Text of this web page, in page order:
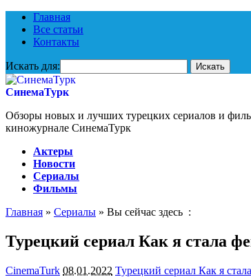
Главная
Все статьи
Контакты
Искать для:
СинемаТурк
Обзоры новых и лучших турецких сериалов и
киножурнале СинемаТурк
Актеры
Новости
Сериалы
Фильмы
Главная » Сериалы » Вы сейчас здесь :
Турецкий сериал Как я стала
CinemaTurk 08.01.2022 Турецкий сериал Как я